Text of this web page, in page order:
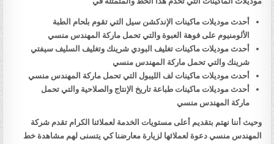
أحدث موديلات ماكينات الإندكشن سيل التي تقوم بلحام الطبة
الألومنيوم على فوهة العبوة والتي تحمل ماركة المهندس منسي
أحدث موديلات ماكينات تغليف البودي شرينك وتغليف السليف سيفتي
شرينك والتي تحمل ماركة المهندس منسي
أحدث موديلات ماكينات لف الليبول التي تحمل ماركة المهندس منسي
أحدث موديلات ماكينات طباعة تاريخ الإنتاج والصلاحية والتي تحمل
ماركة المهندس منسي
وحيث أننا نهتم بتقديم أعلى مستويات الخدمة لعملائنا الكرام تقدم شركة
المهندس منسي دعوة لعملائها لزيارة معارضنا كي يتسنى لهم مشاهدة خط